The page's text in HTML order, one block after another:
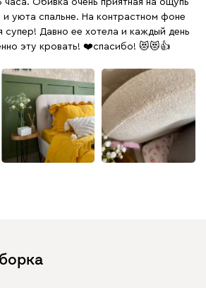
Обивка очень приятная на ощупь
и уюта спальне. На контрастном фоне
супер! Давно ее хотела и каждый день
эту кровать! ❤️спасибо! 😻😻👍